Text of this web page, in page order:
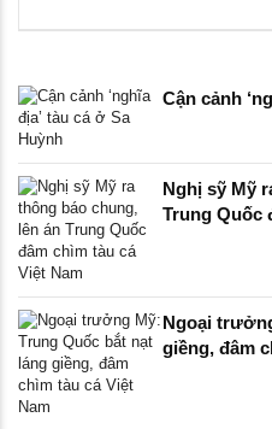
Cận cảnh
Nghị sỹ Mỹ
Trung Quốc
Ngoại
giềng, đâm